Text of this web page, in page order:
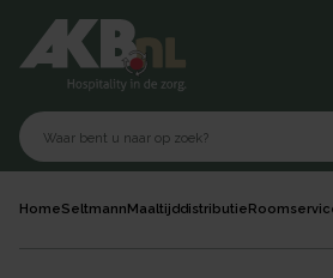
HomeSeltmann Maaltijddistributie